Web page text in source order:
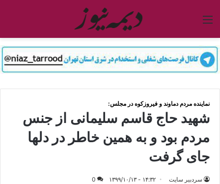
منو
نماینده مردم دماوند و فیروزکوه در مجلس:
شهید حاج قاسم سلیمانی از جنس
مردم بود و به همین خاطر در دلها
جای گرفت
سردبیر سایت ۱۴:۳۲ - ۱۳۹۹/۱۰/۱۳ 0